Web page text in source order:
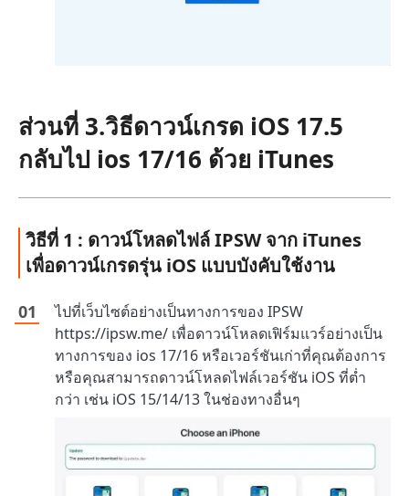
ส่วนที่ 3.วิธีดาวน์เกรด iOS 17.5
กลับไป ios 17/16 ด้วย iTunes
วิธีที่ 1 : ดาวน์โหลดไฟล์ IPSW จาก iTunes
เพื่อดาวน์เกรดรุ่น iOS แบบบังคับใช้งาน
ไปที่เว็บไซต์อย่างเป็นทางการของ IPSW
https://ipsw.me/ เพื่อดาวน์โหลดเฟิร์มแวร์อย่างเป็น
ทางการของ ios 17/16 หรือเวอร์ชันเก่าที่คุณต้องการ
หรือคุณสามารถดาวน์โหลดไฟล์เวอร์ชัน iOS ที่ต่ำ
กว่า เช่น iOS 15/14/13 ในช่องทางอื่นๆ